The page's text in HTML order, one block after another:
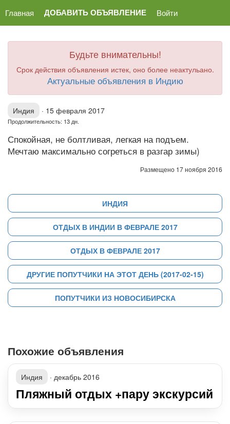
Главная ДОБАВИТЬ ОБЪЯВЛЕНИЕ Войти
Будьте внимательны!
Срок действия объявления истек, оно более неактульано.
Актуальные объявления в Индию
Индия · 15 февраля 2017
Продолжительность: 13 дн.
Спокойная, не болтливая, легкая на подъем.
Мечтаю максимально согреться в разгар зимы)
Размещено 17 ноября 2016
ИНДИЯ
ОТДЫХ В ИНДИИ В ФЕВРАЛЕ 2017
ОТДЫХ В ФЕВРАЛЕ 2017
ДРУГИЕ ПОПУТЧИКИ НА ЭТОТ ДЕНЬ (2017-02-15)
ПОПУТЧИКИ ИЗ НОВОСИБИРСКА
Похожие объявления
Индия · декабрь 2016
Пляжный отдых +пару экскурсий